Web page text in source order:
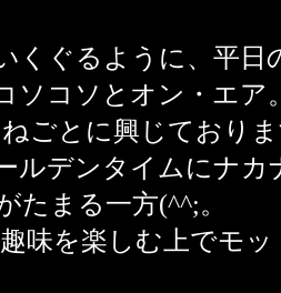
くぐるように、平日
ソコソとオン・エア
ごとに興じており
ルデンタイムにナカ
たまる一方(^^;。
味を楽しむ上でモ